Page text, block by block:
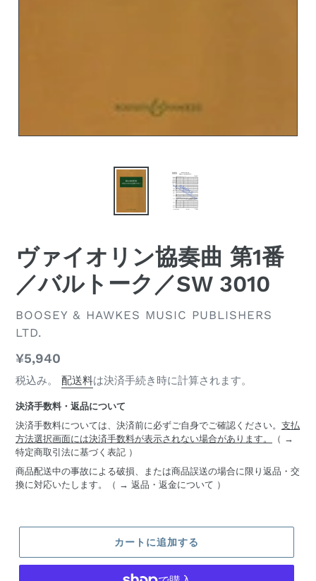
ヴァイオリン協奏曲 第1番
／バルトーク／SW 3010
ベ
ン
ー
BOOSEY & HAWKES MUSIC PUBLISHERS
LTD.
通
常
価
格
¥5,940
税込み。 配送料は決済手続き時に計算されます。
決済手数料・返品について
決済手数料については、決済前に必ずご自身でご確認ください。 支払
方法選択画面には決済手数料が表示されない場合があります。
（ →
特定商取引法に基づく表記 ）
商品配送中の事故による破損、または商品誤送の場合に限り返品・交
換に対応いたします。（ → 返品・返金について ）
カートに追加する